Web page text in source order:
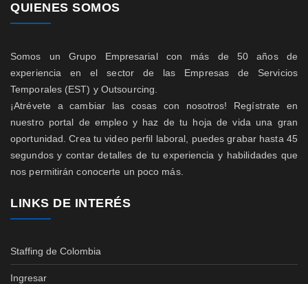
QUIENES SOMOS
Somos un Grupo Empresarial con más de 50 años de
experiencia en el sector de las Empresas de Servicios
Temporales (EST) y Outsourcing.
¡Atrévete a cambiar las cosas con nosotros! Regístrate en
nuestro portal de empleo y haz de tu hoja de vida una gran
oportunidad. Crea tu video perfil laboral, puedes grabar hasta 45
segundos y contar detalles de tu experiencia y habilidades que
nos permitirán conocerte un poco más.
LINKS DE INTERÉS
Staffing de Colombia
Ingresar